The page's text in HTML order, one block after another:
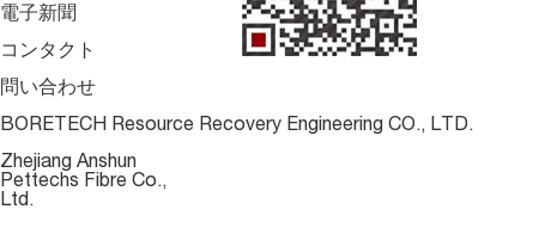
電子新聞
コンタクト
問い合わせ
BORETECH Resource Recovery Engineering CO., LTD.
Zhejiang Anshun
Pettechs Fibre Co.,
Ltd.